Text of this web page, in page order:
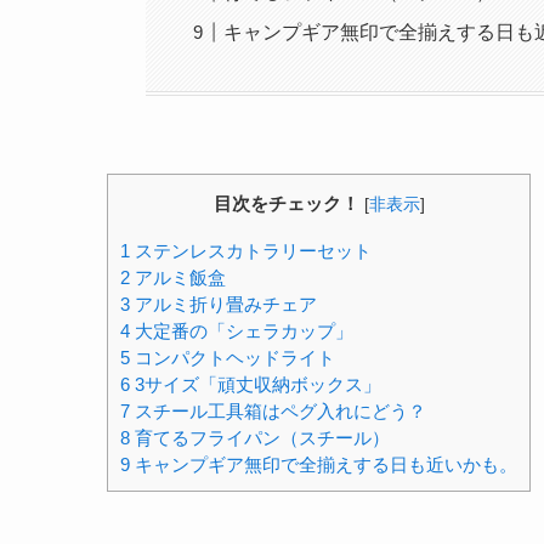
キャンプギア無印で全揃えする日も
目次をチェック！ [非表示]
1 ステンレスカトラリーセット
2 アルミ飯盒
3 アルミ折り畳みチェア
4 大定番の「シェラカップ」
5 コンパクトヘッドライト
6 3サイズ「頑丈収納ボックス」
7 スチール工具箱はペグ入れにどう？
8 育てるフライパン（スチール）
9 キャンプギア無印で全揃えする日も近いかも。